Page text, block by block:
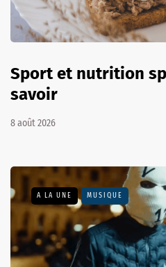
Sport et nutrition
savoir
8 août 2026
A LA UNE MUSIQUE